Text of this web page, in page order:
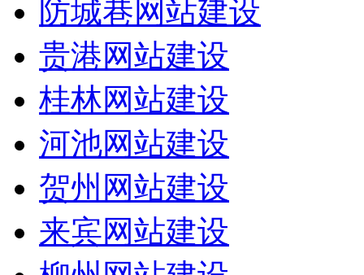
防城巷网站建设
贵港网站建设
桂林网站建设
河池网站建设
贺州网站建设
来宾网站建设